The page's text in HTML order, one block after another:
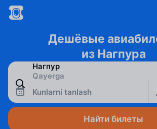
Дешёвые
из Нагпура
Kunlarni tanlash
Найти билеты